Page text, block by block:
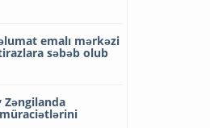
emalı mərkəzi
səbəb olub
Zəngilanda